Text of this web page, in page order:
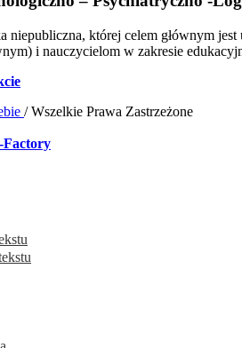
niepubliczna, której celem głównym
i nauczycielom w zakresie
/ Wszelkie Prawa Zastrzeżone
Factory